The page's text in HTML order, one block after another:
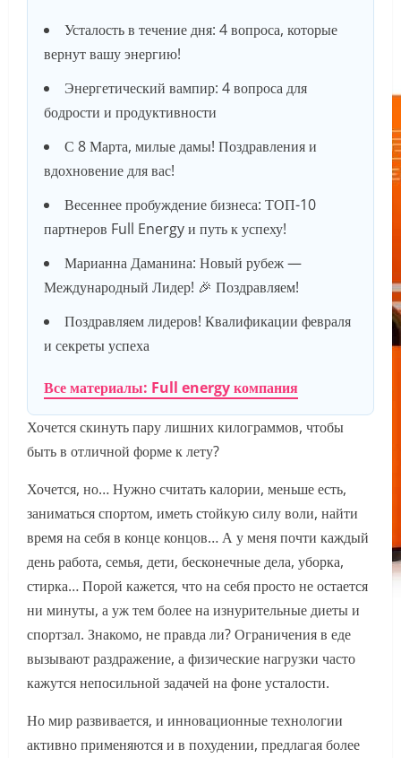
Усталость в течение дня: 4 вопроса, которые
вернут вашу энергию!
Энергетический вампир: 4 вопроса для
бодрости и продуктивности
С 8 Марта, милые дамы! Поздравления и
вдохновение для вас!
Весеннее пробуждение бизнеса: ТОП-10
партнеров Full Energy и путь к успеху!
Марианна Даманина: Новый рубеж —
Международный Лидер! 🎉 Поздравляем!
Поздравляем лидеров! Квалификации февраля
и секреты успеха
Все материалы: Full energy компания
Хочется скинуть пару лишних килограммов, чтобы
быть в отличной форме к лету?
Хочется, но… Нужно считать калории, меньше есть,
заниматься спортом, иметь стойкую силу воли, найти
время на себя в конце концов… А у меня почти каждый
день работа, семья, дети, бесконечные дела, уборка,
стирка… Порой кажется, что на себя просто не остается
ни минуты, а уж тем более на изнурительные диеты и
спортзал. Знакомо, не правда ли? Ограничения в еде
вызывают раздражение, а физические нагрузки часто
кажутся непосильной задачей на фоне усталости.
Но мир развивается, и инновационные технологии
активно применяются и в похудении, предлагая более